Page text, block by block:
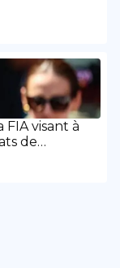
visant à
de